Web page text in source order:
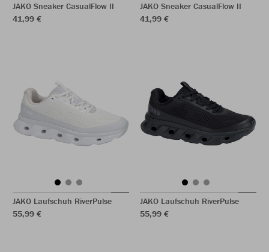
JAKO Sneaker CasualFlow II
41,99 €
JAKO Sneaker CasualFlow II
41,99 €
JAKO Laufschuh RiverPulse
55,99 €
JAKO Laufschuh RiverPulse
55,99 €